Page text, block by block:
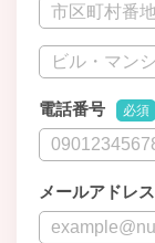
電話番号 必須
メールアドレス